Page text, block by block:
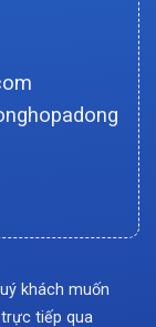
khách muốn
tiếp qua